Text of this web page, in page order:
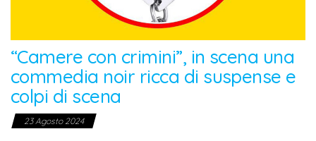
“Camere con crimini”, in scena una
commedia noir ricca di suspense e
colpi di scena
23 Agosto 2024